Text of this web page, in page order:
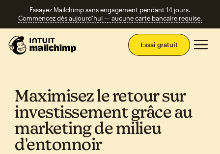
Essayez Mailchimp sans engagement pendant 14 jours.
Commencez dès aujourd'hui — aucune carte bancaire requise.
Essai gratuit
Maximisez le retour sur
investissement grâce au
marketing de milieu
d'entonnoir